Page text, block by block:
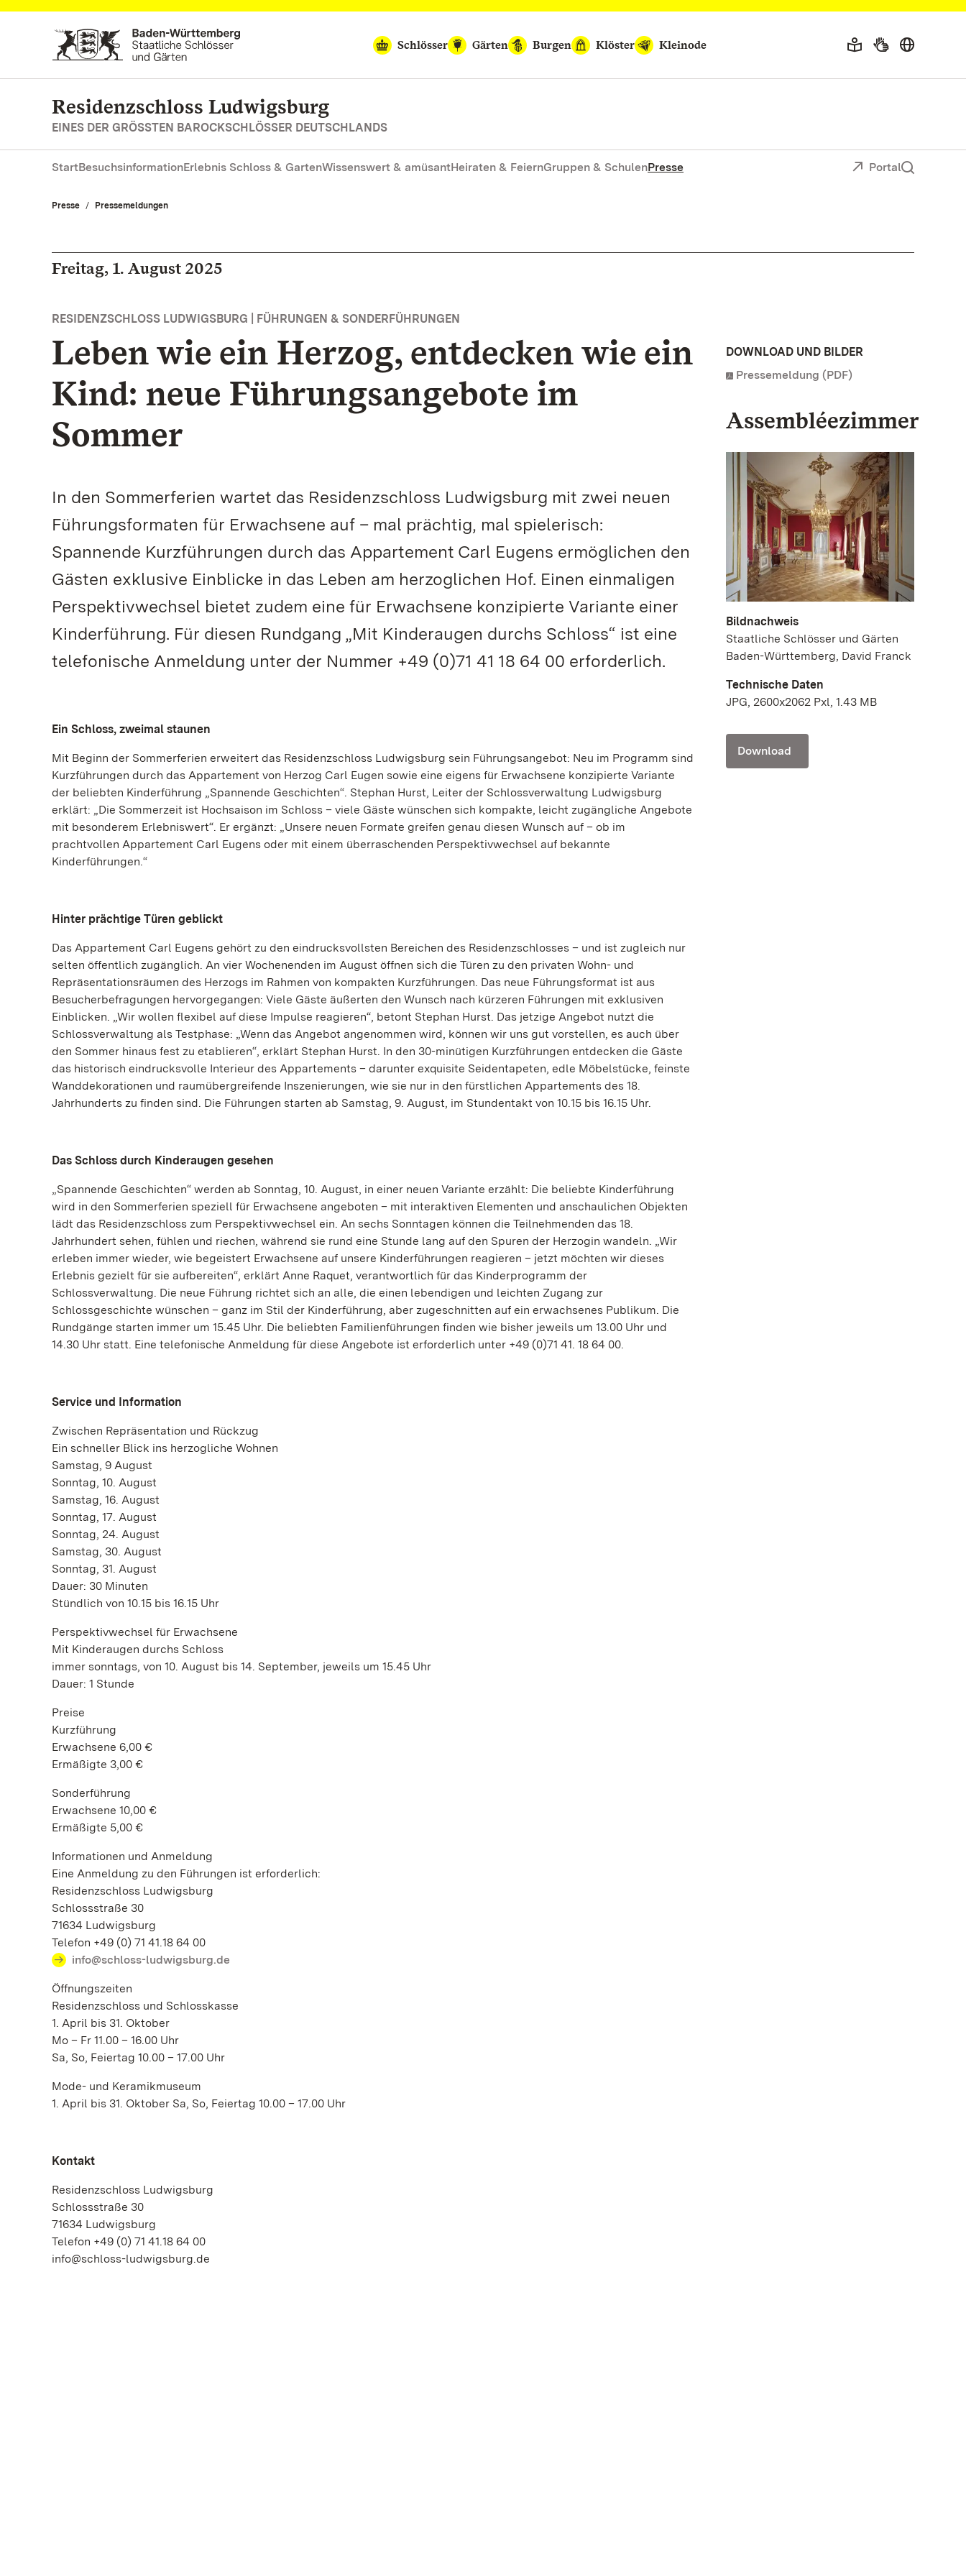
Zum Hauptinhalt springen
Schlösser
Gärten Burgen Klöster Kleinode
Residenzschloss Ludwigsburg
EINES DER GRÖSSTEN BAROCKSCHLÖSSER DEUTSCHLANDS
StartBesuchsinformationErlebnis Schloss & GartenWissenswert & amüsantHeiraten & FeiernGruppen & SchulenPresse Portal
Presse Pressemeldungen
Freitag, 1. August 2025
RESIDENZSCHLOSS LUDWIGSBURG | FÜHRUNGEN & SONDERFÜHRUNGEN
Leben wie ein Herzog, entdecken wie ein
Kind: neue Führungsangebote im
Sommer
In den Sommerferien wartet das Residenzschloss Ludwigsburg mit zwei neuen
Führungsformaten für Erwachsene auf – mal prächtig, mal spielerisch:
Spannende Kurzführungen durch das Appartement Carl Eugens ermöglichen den
Gästen exklusive Einblicke in das Leben am herzoglichen Hof. Einen einmaligen
Perspektivwechsel bietet zudem eine für Erwachsene konzipierte Variante einer
Kinderführung. Für diesen Rundgang „Mit Kinderaugen durchs Schloss“ ist eine
telefonische Anmeldung unter der Nummer +49 (0)71 41 18 64 00 erforderlich.
Ein Schloss, zweimal staunen
Mit Beginn der Sommerferien erweitert das Residenzschloss Ludwigsburg sein Führungsangebot: Neu im Programm sind
Kurzführungen durch das Appartement von Herzog Carl Eugen sowie eine eigens für Erwachsene konzipierte Variante
der beliebten Kinderführung „Spannende Geschichten“. Stephan Hurst, Leiter der Schlossverwaltung Ludwigsburg
erklärt: „Die Sommerzeit ist Hochsaison im Schloss – viele Gäste wünschen sich kompakte, leicht zugängliche Angebote
mit besonderem Erlebniswert“. Er ergänzt: „Unsere neuen Formate greifen genau diesen Wunsch auf – ob im
prachtvollen Appartement Carl Eugens oder mit einem überraschenden Perspektivwechsel auf bekannte
Kinderführungen.“
Hinter prächtige Türen geblickt
Das Appartement Carl Eugens gehört zu den eindrucksvollsten Bereichen des Residenzschlosses – und ist zugleich nur
selten öffentlich zugänglich. An vier Wochenenden im August öffnen sich die Türen zu den privaten Wohn- und
Repräsentationsräumen des Herzogs im Rahmen von kompakten Kurzführungen. Das neue Führungsformat ist aus
Besucherbefragungen hervorgegangen: Viele Gäste äußerten den Wunsch nach kürzeren Führungen mit exklusiven
Einblicken. „Wir wollen flexibel auf diese Impulse reagieren“, betont Stephan Hurst. Das jetzige Angebot nutzt die
Schlossverwaltung als Testphase: „Wenn das Angebot angenommen wird, können wir uns gut vorstellen, es auch über
den Sommer hinaus fest zu etablieren“, erklärt Stephan Hurst. In den 30-minütigen Kurzführungen entdecken die Gäste
das historisch eindrucksvolle Interieur des Appartements – darunter exquisite Seidentapeten, edle Möbelstücke, feinste
Wanddekorationen und raumübergreifende Inszenierungen, wie sie nur in den fürstlichen Appartements des 18.
Jahrhunderts zu finden sind. Die Führungen starten ab Samstag, 9. August, im Stundentakt von 10.15 bis 16.15 Uhr.
Das Schloss durch Kinderaugen gesehen
„Spannende Geschichten“ werden ab Sonntag, 10. August, in einer neuen Variante erzählt: Die beliebte Kinderführung
wird in den Sommerferien speziell für Erwachsene angeboten – mit interaktiven Elementen und anschaulichen Objekten
lädt das Residenzschloss zum Perspektivwechsel ein. An sechs Sonntagen können die Teilnehmenden das 18.
Jahrhundert sehen, fühlen und riechen, während sie rund eine Stunde lang auf den Spuren der Herzogin wandeln. „Wir
erleben immer wieder, wie begeistert Erwachsene auf unsere Kinderführungen reagieren – jetzt möchten wir dieses
Erlebnis gezielt für sie aufbereiten“, erklärt Anne Raquet, verantwortlich für das Kinderprogramm der
Schlossverwaltung. Die neue Führung richtet sich an alle, die einen lebendigen und leichten Zugang zur
Schlossgeschichte wünschen – ganz im Stil der Kinderführung, aber zugeschnitten auf ein erwachsenes Publikum. Die
Rundgänge starten immer um 15.45 Uhr. Die beliebten Familienführungen finden wie bisher jeweils um 13.00 Uhr und
14.30 Uhr statt. Eine telefonische Anmeldung für diese Angebote ist erforderlich unter +49 (0)71 41. 18 64 00.
Service und Information
Zwischen Repräsentation und Rückzug
Ein schneller Blick ins herzogliche Wohnen
Samstag, 9 August
Sonntag, 10. August
Samstag, 16. August
Sonntag, 17. August
Sonntag, 24. August
Samstag, 30. August
Sonntag, 31. August
Dauer: 30 Minuten
Stündlich von 10.15 bis 16.15 Uhr
Perspektivwechsel für Erwachsene
Mit Kinderaugen durchs Schloss
immer sonntags, von 10. August bis 14. September, jeweils um 15.45 Uhr
Dauer: 1 Stunde
Preise
Kurzführung
Erwachsene 6,00 €
Ermäßigte 3,00 €
Sonderführung
Erwachsene 10,00 €
Ermäßigte 5,00 €
Informationen und Anmeldung
Eine Anmeldung zu den Führungen ist erforderlich:
Residenzschloss Ludwigsburg
Schlossstraße 30
71634 Ludwigsburg
Telefon +49 (0) 71 41.18 64 00
info@schloss-ludwigsburg.de
Öffnungszeiten
Residenzschloss und Schlosskasse
1. April bis 31. Oktober
Mo – Fr 11.00 – 16.00 Uhr
Sa, So, Feiertag 10.00 – 17.00 Uhr
Mode- und Keramikmuseum
1. April bis 31. Oktober Sa, So, Feiertag 10.00 – 17.00 Uhr
Kontakt
Residenzschloss Ludwigsburg
Schlossstraße 30
71634 Ludwigsburg
Telefon +49 (0) 71 41.18 64 00
info@schloss-ludwigsburg.de
DOWNLOAD UND BILDER
Pressemeldung (PDF)
Assembléezimmer
Bildnachweis
Staatliche Schlösser und Gärten
Baden-Württemberg, David Franck
Technische Daten
JPG, 2600x2062 Pxl, 1.43 MB
Download